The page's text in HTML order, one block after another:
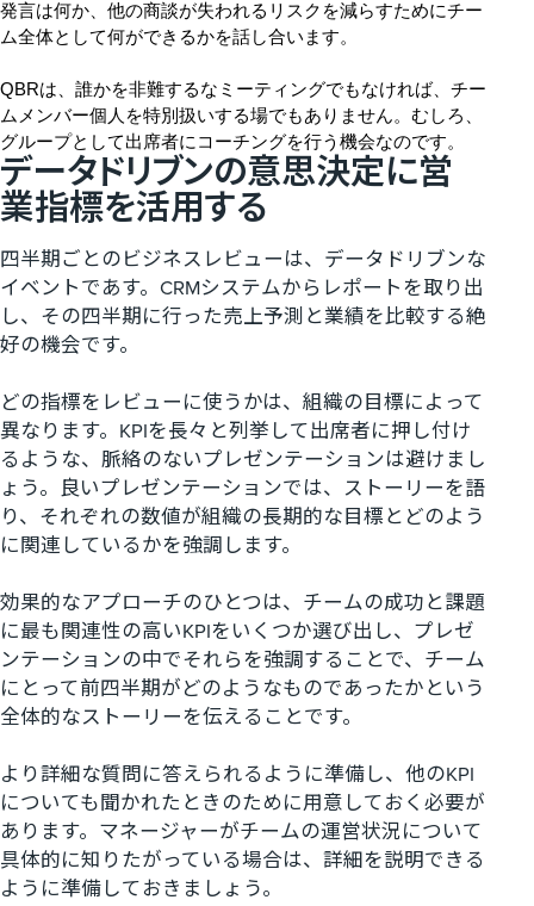
発言は何か、他の商談が失われるリスクを減らすためにチー
ム全体として何ができるかを話し合います。
QBRは、誰かを非難するなミーティングでもなければ、チー
ムメンバー個人を特別扱いする場でもありません。むしろ、
グループとして出席者にコーチングを行う機会なのです。
データドリブンの意思決定に営
業指標を活用する
四半期ごとのビジネスレビューは、データドリブンな
イベントであす。CRMシステムからレポートを取り出
し、その四半期に行った売上予測と業績を比較する絶
好の機会です。
どの指標をレビューに使うかは、組織の目標によって
異なります。KPIを長々と列挙して出席者に押し付け
るような、脈絡のないプレゼンテーションは避けまし
ょう。良いプレゼンテーションでは、ストーリーを語
り、それぞれの数値が組織の長期的な目標とどのよう
に関連しているかを強調します。
効果的なアプローチのひとつは、チームの成功と課題
に最も関連性の高いKPIをいくつか選び出し、プレゼ
ンテーションの中でそれらを強調することで、チーム
にとって前四半期がどのようなものであったかという
全体的なストーリーを伝えることです。
より詳細な質問に答えられるように準備し、他のKPI
についても聞かれたときのために用意しておく必要が
あります。マネージャーがチームの運営状況について
具体的に知りたがっている場合は、詳細を説明できる
ように準備しておきましょう。